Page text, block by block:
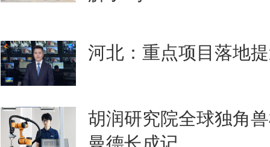
河北：重点项目落地
胡润研究院全球独角